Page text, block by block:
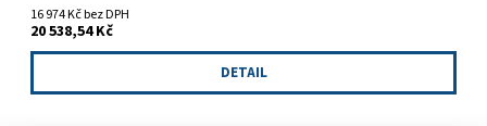
16 974 Kč bez DPH
20 538,54 Kč
DETAIL